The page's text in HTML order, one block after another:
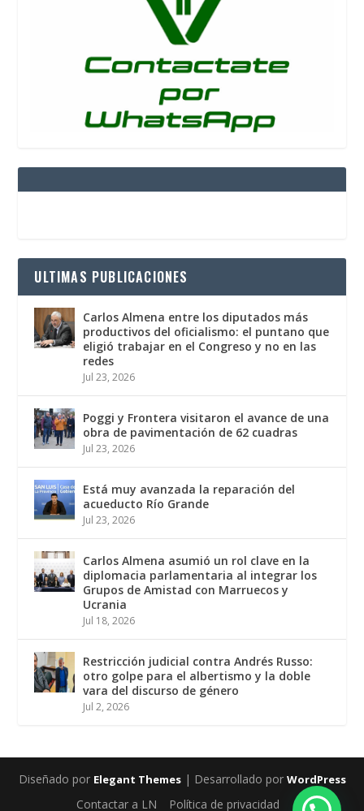
ULTIMAS PUBLICACIONES
Carlos Almena entre los diputados más
productivos del oficialismo: el puntano que
eligió trabajar en el Congreso y no en las
redes
Jul 23, 2026
Poggi y Frontera visitaron el avance de una
obra de pavimentación de 62 cuadras
Jul 23, 2026
Está muy avanzada la reparación del
acueducto Río Grande
Jul 23, 2026
Carlos Almena asumió un rol clave en la
diplomacia parlamentaria al integrar los
Grupos de Amistad con Marruecos y
Ucrania
Jul 18, 2026
Restricción judicial contra Andrés Russo:
otro golpe para el albertismo y la doble
vara del discurso de género
Jul 2, 2026
Diseñado por Elegant Themes| Desarrollado por WordPress
Contactar a LN Política de privacidad